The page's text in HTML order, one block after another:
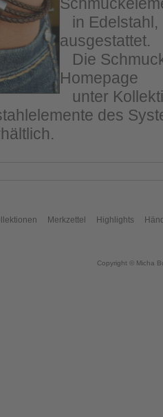
in Edelstahl,
ausgestattet.
Die
Homepage
unter
des
Merkzettel Highlights
Copyright © Micha